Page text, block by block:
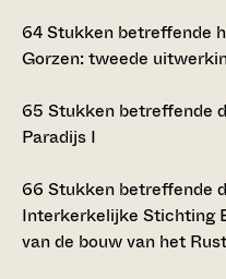
64Stukken betreffende
Gorzen: tweede
65 Stukken betreffende
Paradijs I
66 Stukken betreffende
Interkerkelijke Stichting
van de bouw van het